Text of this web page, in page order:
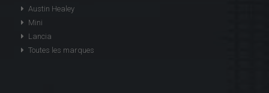
Austin Healey
Mini
Lancia
Toutes les marques